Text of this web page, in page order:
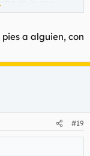
de lo que
bien...de
que
rango, deja
a leer por que
a alguien, con
#19